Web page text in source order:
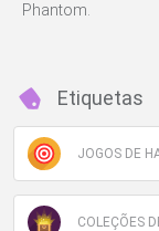
Phantom.
Etiquetas
JOGOS DE
COLEÇÕES